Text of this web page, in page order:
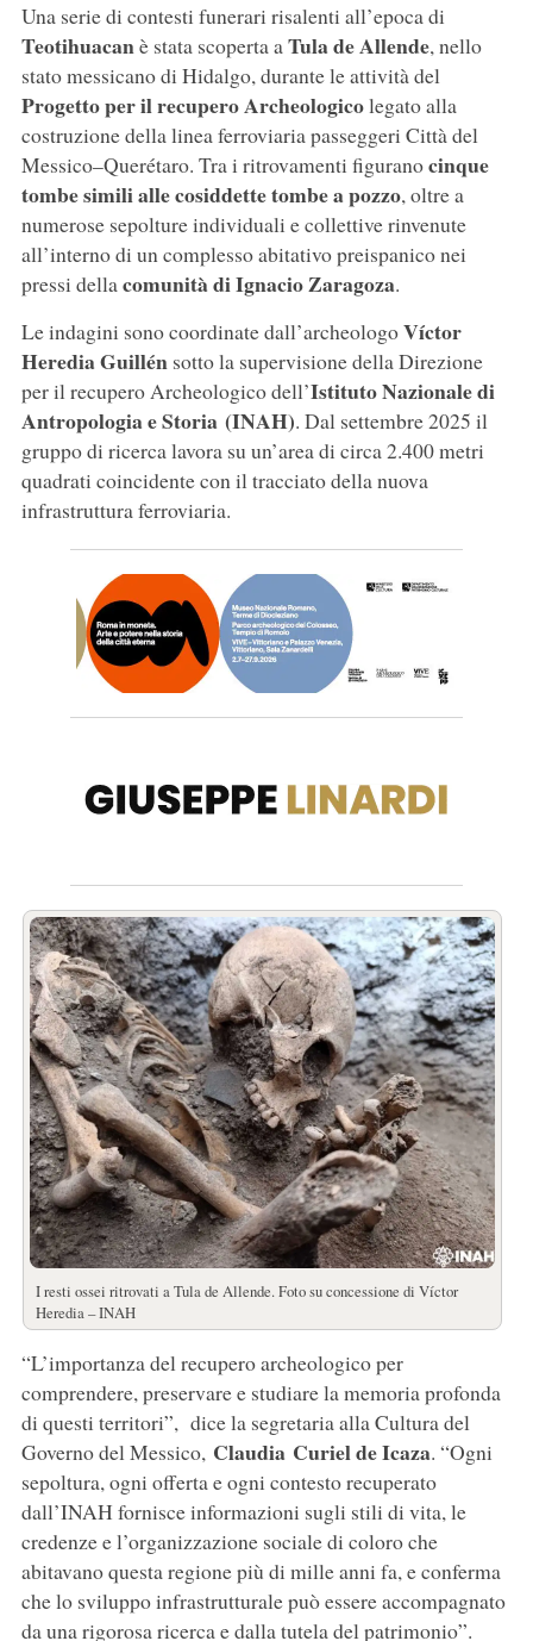
Una serie di contesti funerari risalenti all’epoca di
Teotihuacanè stata scoperta aTula de Allende, nello
stato messicano di Hidalgo, durante le attività del
Progettoper ilrecuperoArcheologicolegato alla
costruzione della linea ferroviaria passeggeri Città del
Messico–Querétaro. Tra i ritrovamenti figuranocinque
tombe simili alle cosiddette tombe a pozzo, oltre a
numerose sepolture individuali e collettive rinvenute
all’interno di un complesso abitativo preispanico nei
pressi dellacomunità di Ignacio Zaragoza.
Le indagini sono coordinate dall’archeologoVíctor
Heredia Guillénsotto la supervisione della Direzione
per il recupero Archeologico dell’Istituto Nazionale di
Antropologia e Storia (INAH). Dal settembre 2025 il
gruppo di ricerca lavora su un’area di circa 2.400 metri
quadrati coincidente con il tracciato della nuova
infrastruttura ferroviaria.
I resti ossei ritrovati a Tula de Allende. Foto su concessione di Víctor
Heredia – INAH
“L’importanza del recupero archeologico per
comprendere, preservare e studiare la memoria profonda
di questi territori”, dice la segretaria alla Cultura del
Governo del Messico, Claudia Curiel de Icaza. “Ogni
sepoltura, ogni offerta e ogni contesto recuperato
dall’INAH fornisce informazioni sugli stili di vita, le
credenze e l’organizzazione sociale di coloro che
abitavano questa regione più di mille anni fa, e conferma
che lo sviluppo infrastrutturale può essere accompagnato
da una rigorosa ricerca e dalla tutela del patrimonio”.